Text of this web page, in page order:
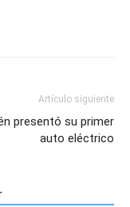
Artículo siguiente
presentó su primer
auto eléctrico